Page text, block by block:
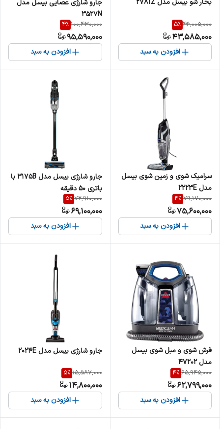
بخار شو بیسل مدل 2781Z
46,005,000
5%
43,585,000
افزودن به سبد
جارو شارژی عصایی بیسل مدل
3527N
100,430,000
4%
95,590,000
افزودن به سبد
سرامیک شوی و زمین شوی بیسل
مدل 2223E
79,170,000
4%
75,600,000
افزودن به سبد
جارو شارژی بیسل مدل 3175B با
باتری ۵۰ دقیقه
72,910,000
5%
69,100,000
افزودن به سبد
فرش شوی و مبل شوی بیسل
مدل 47202
65,945,000
4%
62,799,000
افزودن به سبد
جارو شارژی بیسل مدل 2024E
15,587,000
5%
14,800,000
افزودن به سبد